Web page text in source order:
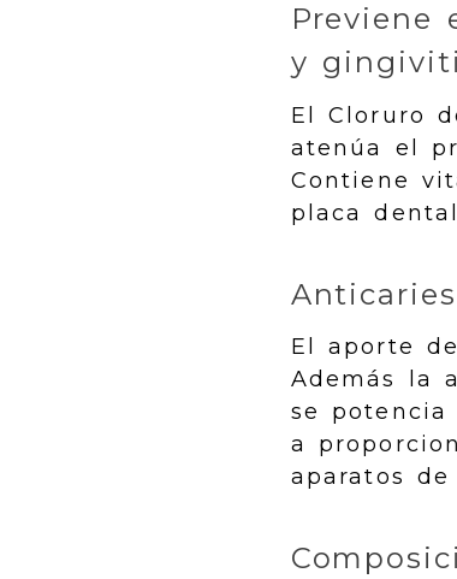
Previene
y
El Cloruro
atenúa el
Contiene
placa
Anticaries
El aporte
Además la
se
a
aparatos